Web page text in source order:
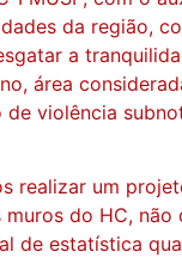
da região,
a
área
violência
realizar um
do HC, não
de estatística